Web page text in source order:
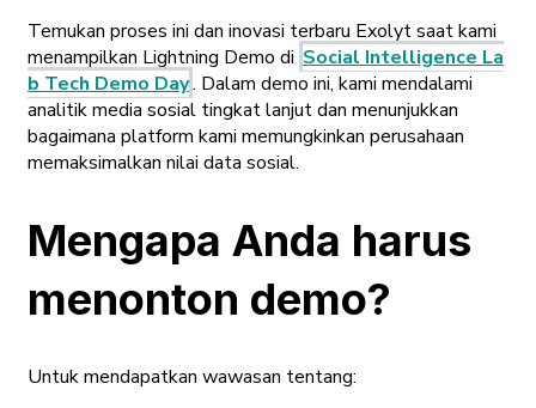
Temukan proses ini dan inovasi terbaru Exolyt saat kami
menampilkan Lightning Demo di Social Intelligence La
b Tech Demo Day. Dalam demo ini, kami mendalami
analitik media sosial tingkat lanjut dan menunjukkan
bagaimana platform kami memungkinkan perusahaan
memaksimalkan nilai data sosial.
Mengapa Anda harus
menonton demo?
Untuk mendapatkan wawasan tentang: